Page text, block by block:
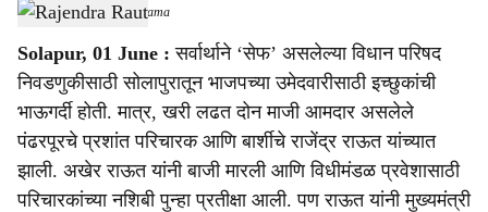
a
r
e
Rajendra Raut- Sarkarnama
Solapur, 01 June : सर्वार्थाने ‘सेफ’ असलेल्या विधान परिषद
निवडणुकीसाठी सोलापुरातून भाजपच्या उमेदवारीसाठी इच्छुकांची
भाऊगर्दी होती. मात्र, खरी लढत दोन माजी आमदार असलेले
पंढरपूरचे प्रशांत परिचारक आणि बार्शीचे राजेंद्र राऊत यांच्यात
झाली. अखेर राऊत यांनी बाजी मारली आणि विधीमंडळ प्रवेशासाठी
परिचारकांच्या नशिबी पुन्हा प्रतीक्षा आली. पण राऊत यांनी मुख्यमंत्री